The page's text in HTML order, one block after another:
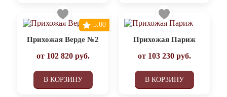
Прихожая Верде №2
от 102 820руб.
В КОРЗИНУ
5.00
Прихожая Париж
от 103 230руб.
В КОРЗИНУ